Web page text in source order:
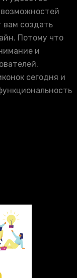
вам создать
Потому что
и
сегодня и